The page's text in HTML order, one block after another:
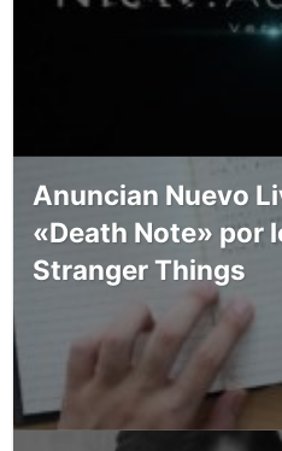
Anuncian Nuevo
«Death Note» por
Stranger Things